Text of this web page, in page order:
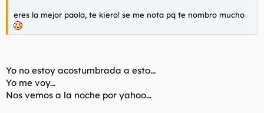
eres la mejor paola, te kiero! se me nota pq te nombro mucho
Yo no estoy acostumbrada a esto...
Yo me voy...
Nos vemos a la noche por yahoo...